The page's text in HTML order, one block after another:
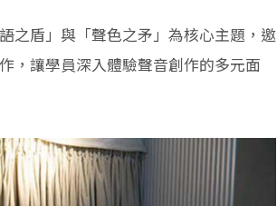
盾」與「聲色之矛」為核心主題，邀
，讓學員深入體驗聲音創作的多元面